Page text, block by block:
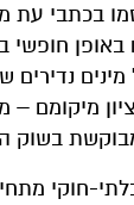
בכתבי עת
חופשי
נדירים
מיקומם –
בשוק
חוקי